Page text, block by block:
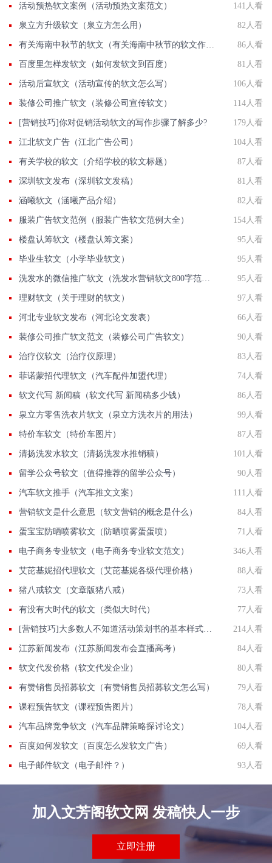
活动预热软文案例（活动预热文案范文） 141人看
泉立方升级软文（泉立方怎么用） 82人看
86人看
百度里怎样发软文（如何发软文到百度） 81人看
活动后宣软文（活动宣传的软文怎么写） 106人看
装修公司推广软文（装修公司宣传软文） 114人看
[营销技巧]你对促销活动软文的写作步骤了解多少? 179人看
江北软文广告（江北广告公司） 104人看
有关学校的软文（介绍学校的软文标题） 87人看
深圳软文发布（深圳软文发稿） 81人看
涵曦软文（涵曦产品介绍） 82人看
服装广告软文范例（服装广告软文范例大全） 154人看
楼盘认筹软文（楼盘认筹文案） 95人看
毕业生软文（小学毕业软文） 95人看
95人看
理财软文（关于理财的软文） 97人看
河北专业软文发布（河北论文发表） 66人看
装修公司推广软文范文（装修公司广告软文） 90人看
治疗仪软文（治疗仪原理） 83人看
菲诺蒙招代理软文（汽车配件加盟代理） 74人看
软文代写 新闻稿（软文代写 新闻稿多少钱） 86人看
泉立方零售洗衣片软文（泉立方洗衣片的用法） 99人看
特价车软文（特价车图片） 87人看
清扬洗发水软文（清扬洗发水推销稿） 101人看
留学公众号软文（值得推荐的留学公众号） 90人看
汽车软文推手（汽车推文文案） 111人看
营销软文是什么意思（软文营销的概念是什么） 84人看
蛋宝宝防晒喷雾软文（防晒喷雾蛋蛋喷） 71人看
电子商务专业软文（电子商务专业软文范文） 346人看
艾芘基妮招代理软文（艾芘基妮各级代理价格） 88人看
猪八戒软文（文章版猪八戒） 73人看
有没有大时代的软文（类似大时代） 77人看
214人看
江苏新闻发布（江苏新闻发布会直播高考） 84人看
软文代发价格（软文代发企业） 80人看
有赞销售员招募软文（有赞销售员招募软文怎么写） 79人看
课程预告软文（课程预告图片） 78人看
汽车品牌竞争软文（汽车品牌策略探讨论文） 104人看
百度如何发软文（百度怎么发软文广告） 69人看
电子邮件软文（电子邮件？） 93人看
加入文芳阁软文网 发稿快人一步
立即注册